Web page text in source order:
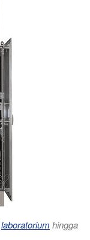
laboratorium hingga